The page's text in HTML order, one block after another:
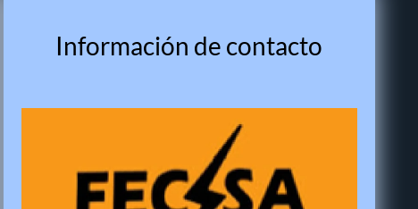
Información de contacto